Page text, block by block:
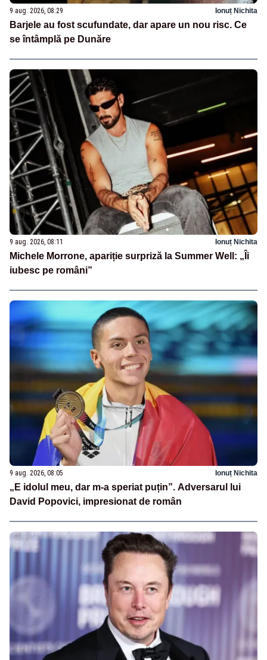
9 aug. 2026, 08:29 Ionuț Nichita
Barjele au fost scufundate, dar apare un nou risc. Ce
se întâmplă pe Dunăre
9 aug. 2026, 08:11 Ionuț Nichita
Michele Morrone, apariție surpriză la Summer Well: „Îi
iubesc pe români”
9 aug. 2026, 08:05 Ionuț Nichita
„E idolul meu, dar m-a speriat puțin”. Adversarul lui
David Popovici, impresionat de român